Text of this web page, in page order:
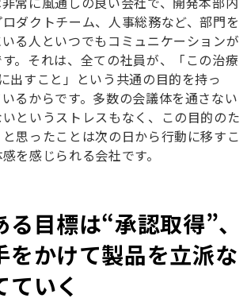
ダクトチーム、人事総務など、部門を
る人といつでもコミュニケーションが
。それは、全ての社員が、「この治療
出すこと」という共通の目的を持っ
るからです。多数の会議体を通さない
というストレスもなく、この目的のた
思ったことは次の日から行動に移すこ
を感じられる会社です。
目標は“承認取得”、
をかけて製品を立派な
ていく